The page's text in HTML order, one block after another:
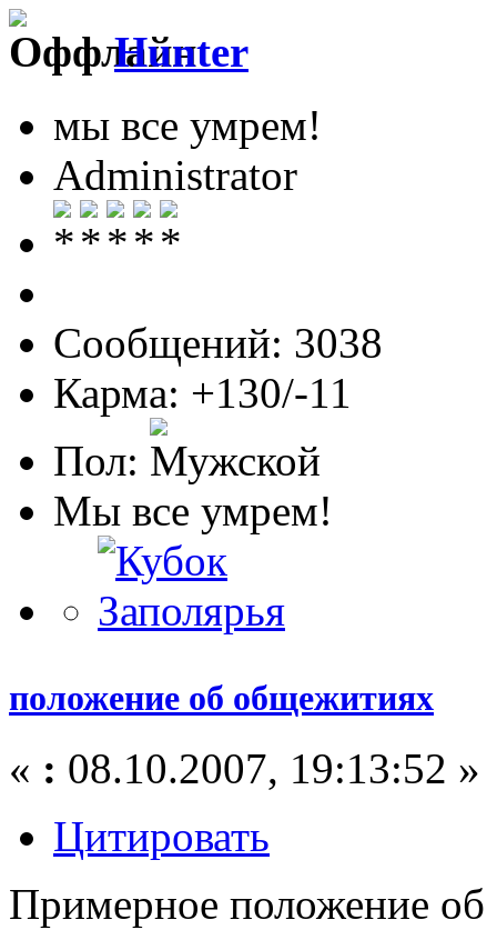
Hunter
мы все умрем!
Administrator
Сообщений: 3038
Карма: +130/-11
Пол:
Мы все умрем!
положение об общежитиях
« : 08.10.2007, 19:13:52 »
Цитировать
Примерное положение